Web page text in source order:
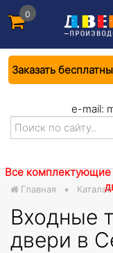
0
Заказать
e-mail:
Все комплектующие
Главная Каталог
Входные
двери в